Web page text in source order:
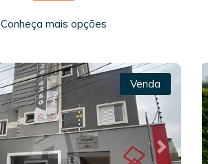
Conheça mais opções
Next
Venda